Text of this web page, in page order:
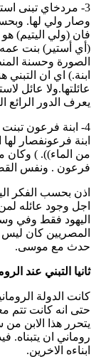
3- مردخاي تبنى
(أي أستير) بنت عمه
الصورة وحسنة
ابنة.) اي ان
عائلتها.ولا عائل
يعرف الدور الرائع
4- ابنة فرعون تبنت موسى
ابنة فرعونفصار
من الماء)). ) وكان
فرعون . ونفس
اذن بحسب الفكر
اجل وجود عائله
اليهود فقط وفي
المصريين كان ليس
حدث مع موسى.
ثانيا التبني عند
كانت الدولة
حتى انه كانت تتم
يتحرر هذا الابن
روماني ان يتبناه.
ابناءه الاخرين.